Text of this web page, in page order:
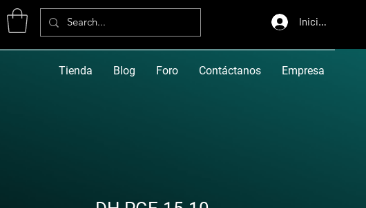
Iniciar sesión
Tienda Blog Foro Contáctanos Empresa